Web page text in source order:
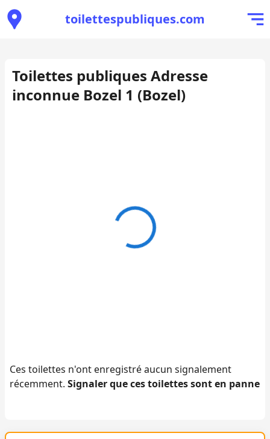
toilettespubliques.com
Toilettes publiques Adresse
inconnue Bozel 1 (Bozel)
Ces toilettes n'ont enregistré aucun signalement
récemment. Signaler que ces toilettes sont en panne